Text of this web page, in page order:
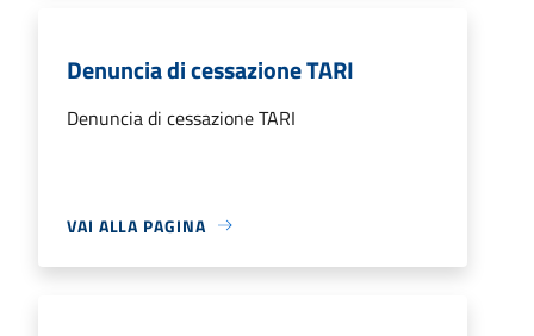
Denuncia di cessazione TARI
Denuncia di cessazione TARI
VAI ALLA PAGINA